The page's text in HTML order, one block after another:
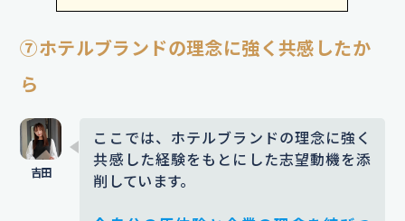
エントリーは【こちらをクリック】
うようになりました。
添削コメント｜安心や感動といった気持ちの背景
⑦ホテルブランドの理念に強く共感したか
ら
ここでは、ホテルブランドの理念に強く
共感した経験をもとにした志望動機を添
削しています。